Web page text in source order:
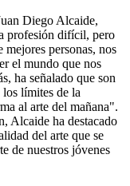
Diego Alcaide,
profesión difícil, pero
personas, nos
el mundo que nos
ha señalado que son
límites de la
al arte del mañana".
Alcaide ha destacado
del arte que se
de nuestros jóvenes